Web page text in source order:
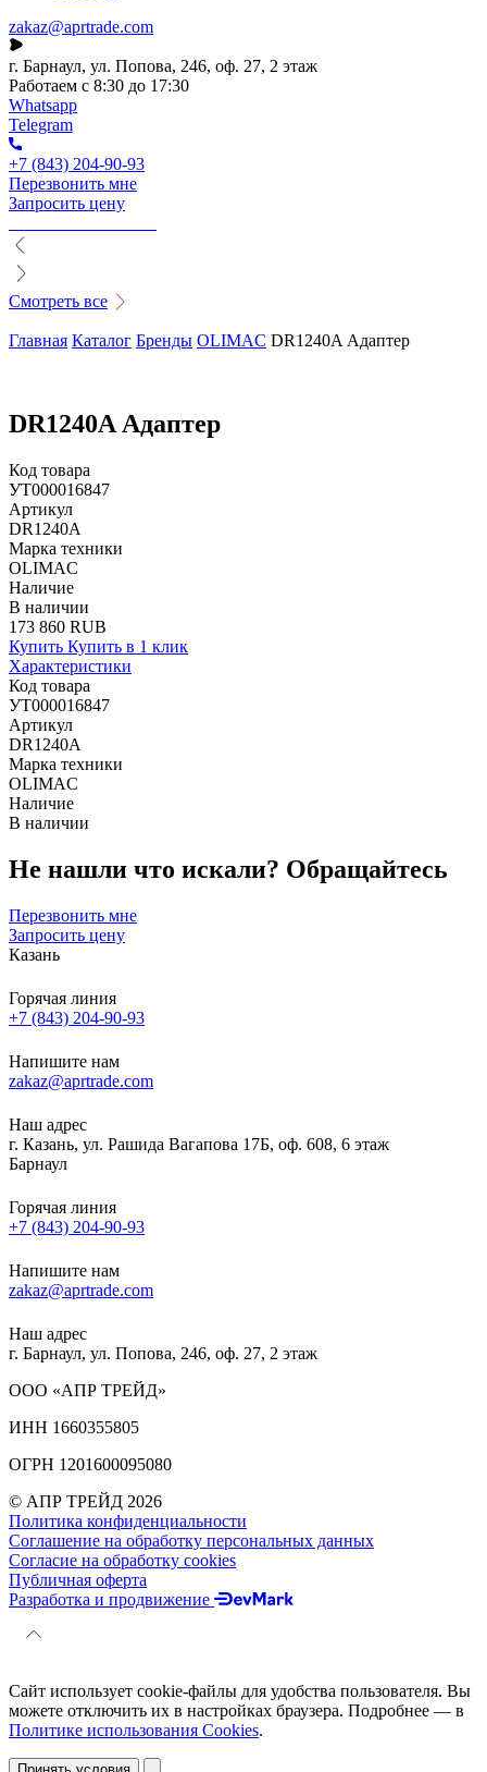
zakaz@aprtrade.com
г. Барнаул, ул. Попова, 246, оф. 27, 2 этаж
Работаем с 8:30 до 17:30
Whatsapp
Telegram
+7 (843) 204-90-93
Перезвонить мне
Запросить цену
Смотреть все
Главная Каталог Бренды OLIMAC DR1240A Адаптер
DR1240A Адаптер
Код товара
УТ000016847
Артикул
DR1240A
Марка техники
OLIMAC
Наличие
В наличии
173 860 RUB
Купить Купить в 1 клик
Характеристики
Код товара
УТ000016847
Артикул
DR1240A
Марка техники
OLIMAC
Наличие
В наличии
Не нашли что искали? Обращайтесь
Перезвонить мне
Запросить цену
Казань
Горячая линия
+7 (843) 204-90-93
Напишите нам
zakaz@aprtrade.com
Наш адрес
г. Казань, ул. Рашида Вагапова 17Б, оф. 608, 6 этаж
Барнаул
Горячая линия
+7 (843) 204-90-93
Напишите нам
zakaz@aprtrade.com
Наш адрес
г. Барнаул, ул. Попова, 246, оф. 27, 2 этаж
ООО «АПР ТРЕЙД»
ИНН 1660355805
ОГРН 1201600095080
© АПР ТРЕЙД 2026
Политика конфиденциальности
Соглашение на обработку персональных данных
Согласие на обработку cookies
Публичная оферта
Разработка и продвижение
Сайт использует cookie-файлы для удобства пользователя. Вы
можете отключить их в настройках браузера. Подробнее — в
Политике использования Cookies.